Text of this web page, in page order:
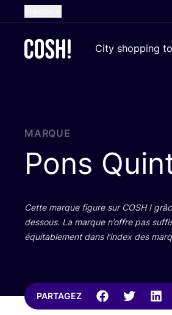
Dutch
City shopping
MARQUE
Pons
Cette marque figure sur COSH!
des­sous. La marque n’offre pas
équi­ta­ble­ment dans l’in­dex des
PARTAGEZ